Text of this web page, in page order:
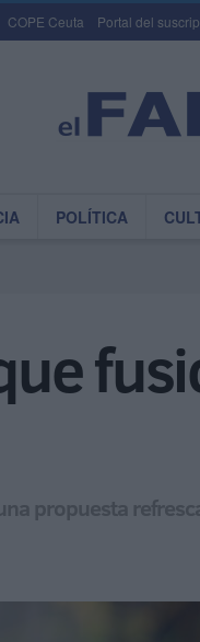
COPE Ceuta Portal del
POLÍTICA
propuesta